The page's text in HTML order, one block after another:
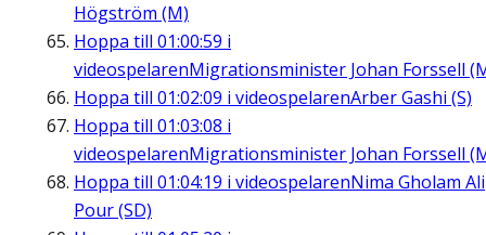
Högström (M)
Hoppa till 01:00:59 i
videospelarenMigrationsminister Johan Forssell
Hoppa till 01:02:09 i videospelarenArber Gashi (S)
Hoppa till 01:03:08 i
videospelarenMigrationsminister Johan Forssell
Hoppa till 01:04:19 i videospelarenNima Gholam Ali
Pour (SD)